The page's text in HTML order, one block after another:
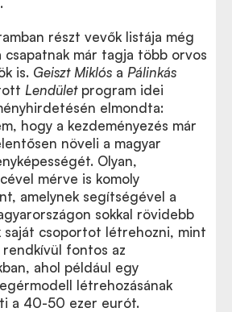
részt vevők listája még
csapatnak már tagja több orvos
is. Geiszt Miklós a Pálinkás
Lendületprogram idei
elmondta:
hogy a kezdeményezés már
növeli a magyar
Olyan,
mérve is komoly
amelynek segítségével a
sokkal rövidebb
csoportot létrehozni, mint
rendkívül fontos az
ahol például egy
létrehozásának
a 40-50 ezer eurót.